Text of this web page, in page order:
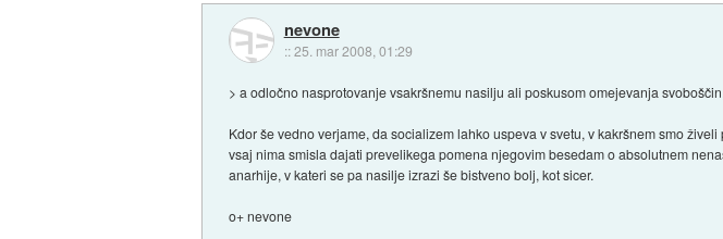
nevone
::25. mar 2008, 01:29
> a odločno nasprotovanje vsakršnemu nasilju ali poskusom omejevanja
Kdor še vedno verjame, da socializem lahko uspeva v svetu, v kakršnem smo
vsaj nima smisla dajati prevelikega pomena njegovim besedam o absolutnem
anarhije, v kateri se pa nasilje izrazi še bistveno bolj, kot sicer.
o+ nevone